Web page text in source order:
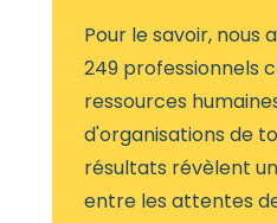
Pour le savoir, nous
249 professionnels
ressources
d'organisations de
résultats révèlent
entre les attentes